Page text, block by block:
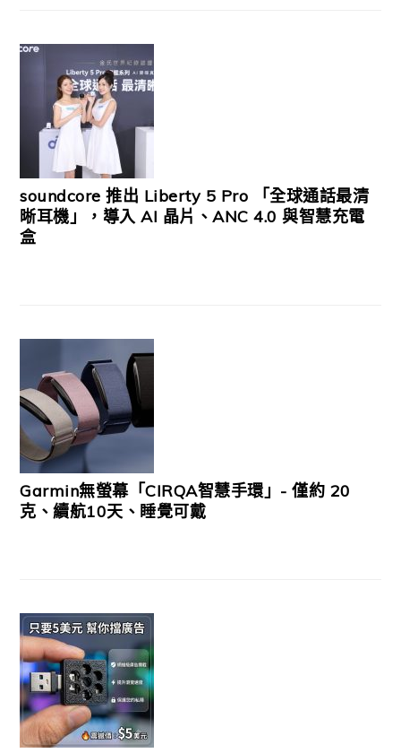
soundcore 推出 Liberty 5 Pro 「全球通話最清
晰耳機」，導入 AI 晶片、ANC 4.0 與智慧充電
盒
Garmin無螢幕「CIRQA智慧手環」- 僅約 20
克、續航10天、睡覺可戴